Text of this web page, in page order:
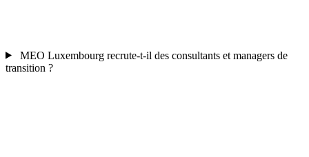
MEO Luxembourg recrute-t-il des consultants et managers de
transition ?